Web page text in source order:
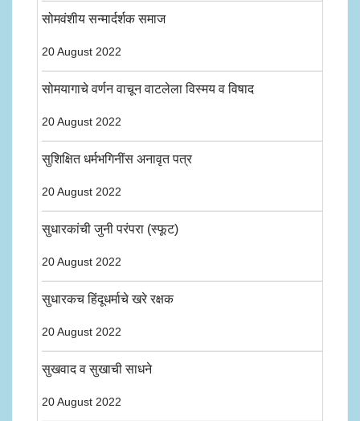
सोमवंशीय सन्मार्दर्शक समाज
20 August 2022
सोमयागाचे वर्णन वाचून वाटलेला विस्मय व विषाद
20 August 2022
सुशिक्षित धर्मभगिनींस अनावृत पत्र
20 August 2022
सुधारकांची जुनी परंपरा (स्फूट)
20 August 2022
सुधारकच हिंदूधर्माचे खरे रक्षक
20 August 2022
सुखवाद व सुखाची साधने
20 August 2022